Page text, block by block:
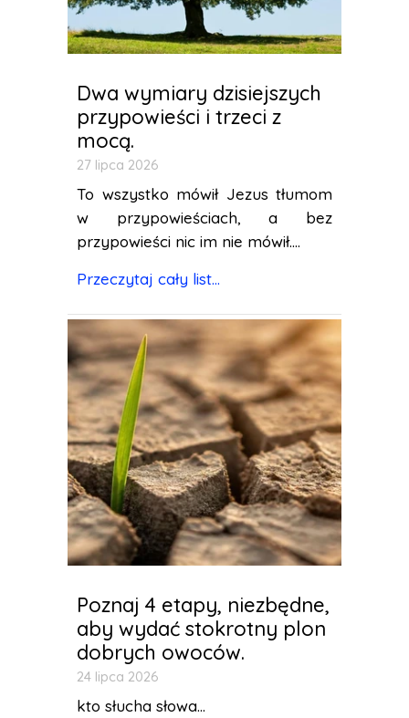
Dwa wymiary dzisiejszych
przypowieści i trzeci z
mocą.
27 lipca 2026
To wszystko mówił Jezus tłumom
w przypowieściach, a bez
przypowieści nic im nie mówił....
Przeczytaj cały list...
Poznaj 4 etapy, niezbędne,
aby wydać stokrotny plon
dobrych owoców.
24 lipca 2026
kto słucha słowa...